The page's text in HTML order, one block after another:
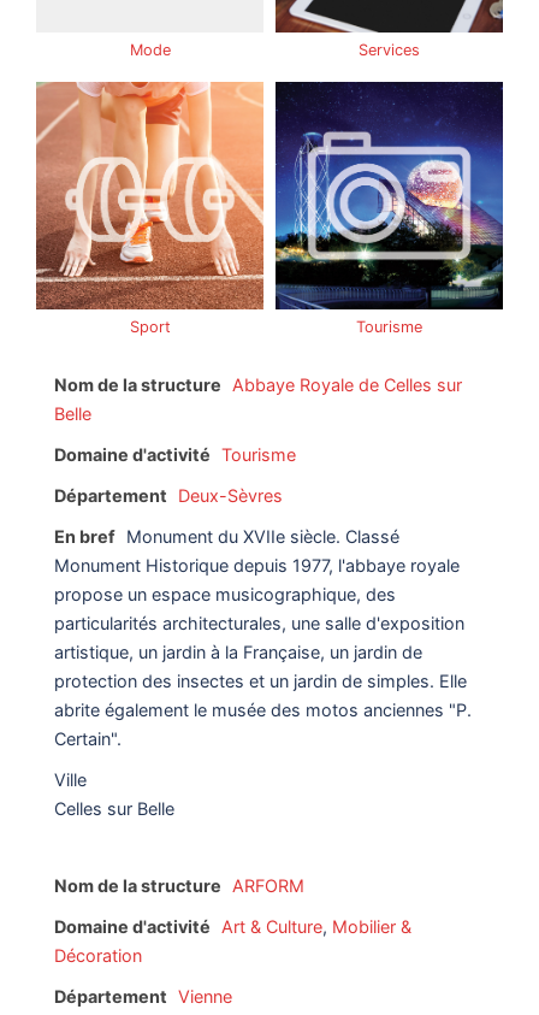
Mode Services
Sport Tourisme
Nom de la structure
Abbaye Royale de Celles sur
Belle
Domaine d'activité Tourisme
Département
Deux-Sèvres
En bref Monument du XVIIe siècle. Classé
Monument Historique depuis 1977, l'abbaye royale
propose un espace musicographique, des
particularités architecturales, une salle d'exposition
artistique, un jardin à la Française, un jardin de
protection des insectes et un jardin de simples. Elle
abrite également le musée des motos anciennes "P.
Certain".
Ville
Celles sur Belle
Nom de la structure
ARFORM
Domaine d'activité
Art & Culture, Mobilier &
Décoration
Département Vienne